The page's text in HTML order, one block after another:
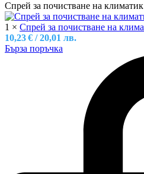
Спрей за почистване на климатик
1 × Спрей за почистване на
10,23€ / 20,01 лв.
Бърза поръчка